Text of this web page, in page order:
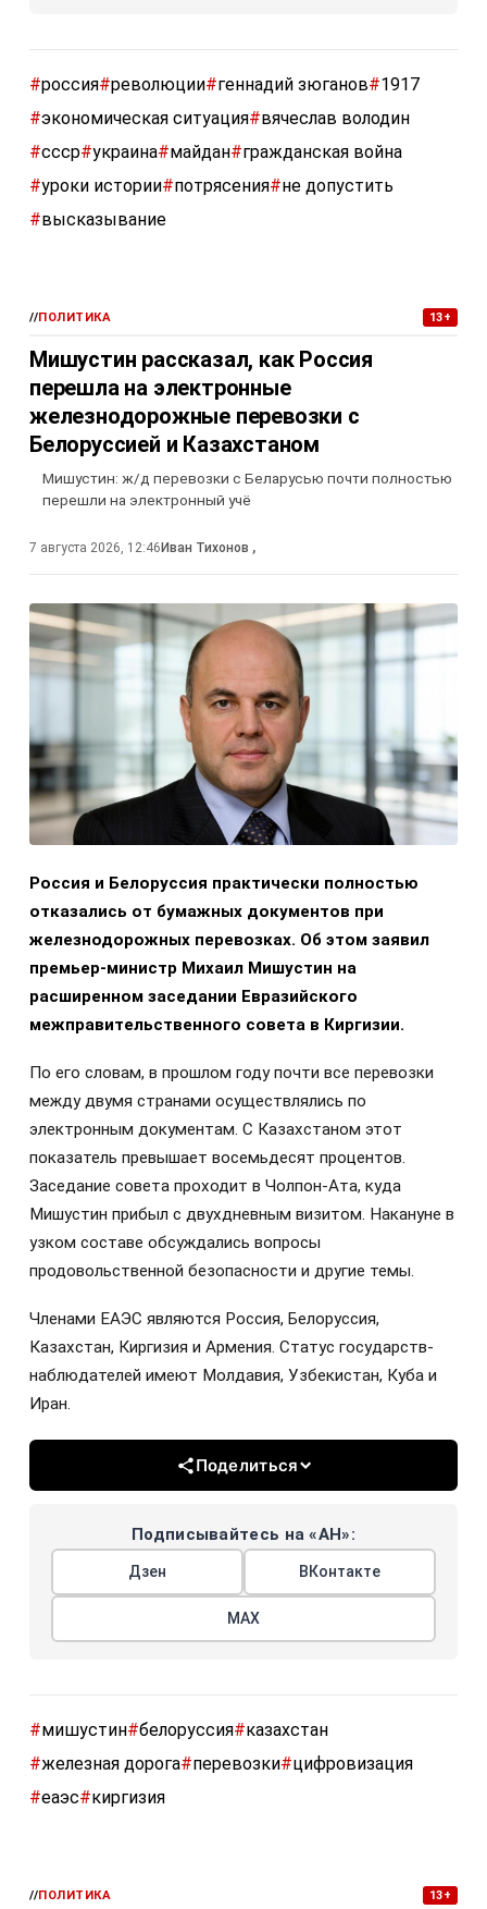
#россия#революции#геннадий зюганов#1917
#экономическая ситуация#вячеслав володин
#ссср#украина#майдан#гражданская война
#уроки истории#потрясения#не допустить
#высказывание
//ПОЛИТИКА 13+
Мишустин рассказал, как Россия
перешла на электронные
железнодорожные перевозки с
Белоруссией и Казахстаном
Мишустин: ж/д перевозки с Беларусью почти полностью
перешли на электронный учё
7 августа 2026, 12:46 Иван Тихонов ,
Россия и Белоруссия практически полностью
отказались от бумажных документов при
железнодорожных перевозках. Об этом заявил
премьер-министр Михаил Мишустин на
расширенном заседании Евразийского
межправительственного совета в Киргизии.
По его словам, в прошлом году почти все перевозки
между двумя странами осуществлялись по
электронным документам. С Казахстаном этот
показатель превышает восемьдесят процентов.
Заседание совета проходит в Чолпон-Ата, куда
Мишустин прибыл с двухдневным визитом. Накануне в
узком составе обсуждались вопросы
продовольственной безопасности и другие темы.
Членами ЕАЭС являются Россия, Белоруссия,
Казахстан, Киргизия и Армения. Статус государств-
наблюдателей имеют Молдавия, Узбекистан, Куба и
Иран.
Поделиться
Подписывайтесь на «АН»:
Дзен ВКонтакте
МАХ
#мишустин#белоруссия#казахстан
#железная дорога#перевозки#цифровизация
#еаэс#киргизия
//ПОЛИТИКА 13+